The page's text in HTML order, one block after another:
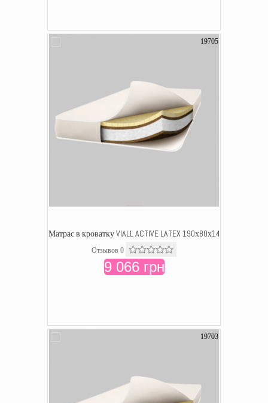
19705
Матрас в кроватку VIALL ACTIVE LATEX 190х80х14
Отзывов 0
9 066 грн
19703